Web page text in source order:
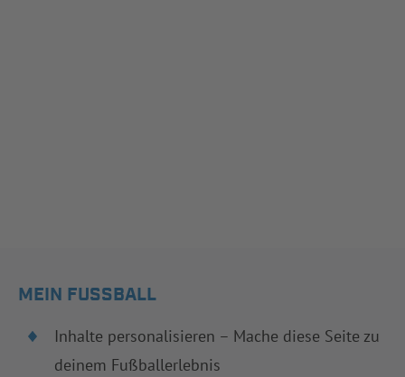
MEIN FUSSBALL
Inhalte personalisieren – Mache diese Seite zu
deinem Fußballerlebnis